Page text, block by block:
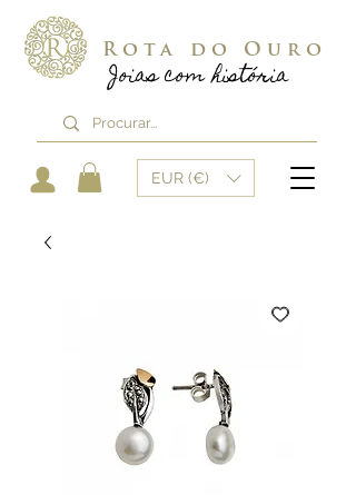
Joias com história
Rota do Ouro
EUR (€)